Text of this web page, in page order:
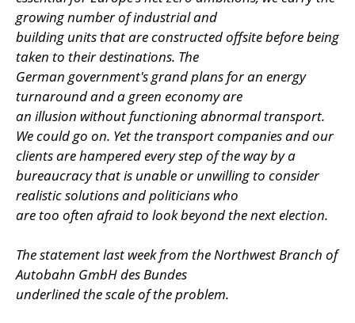
growing number of industrial and
building units that are constructed offsite before being
taken to their destinations. The
German government's grand plans for an energy
turnaround and a green economy are
an illusion without functioning abnormal transport.
We could go on. Yet the transport companies and our
clients are hampered every step of the way by a
bureaucracy that is unable or unwilling to consider
realistic solutions and politicians who
are too often afraid to look beyond the next election.
The statement last week from the Northwest Branch of
Autobahn GmbH des Bundes
underlined the scale of the problem.